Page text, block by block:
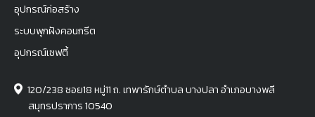
อุปกรณ์ก่อสร้าง
ระบบพุกฝังคอนกรีต
อุปกรณ์เซฟตี้
120/238 ซอย18 หมู่11 ถ. เทพารักษ์ตำบล บางปลา อำเภอบางพลี
สมุทรปราการ 10540